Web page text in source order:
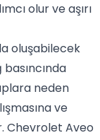
olur ve aşırı
oluşabilecek
neden
ve
Chevrolet Aveo